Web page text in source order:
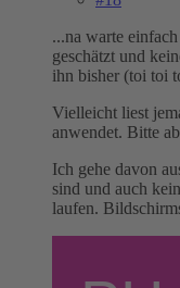
...na warte
geschätzt und
ihn bisher (toi toi
Vielleicht liest
anwendet. Bitte
Ich gehe davon
sind und auch
laufen.